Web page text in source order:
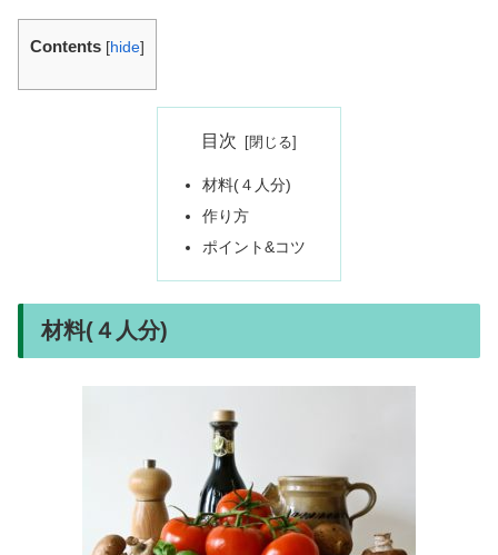
Contents [hide]
目次
材料(４人分)
作り方
ポイント&コツ
材料(４人分)